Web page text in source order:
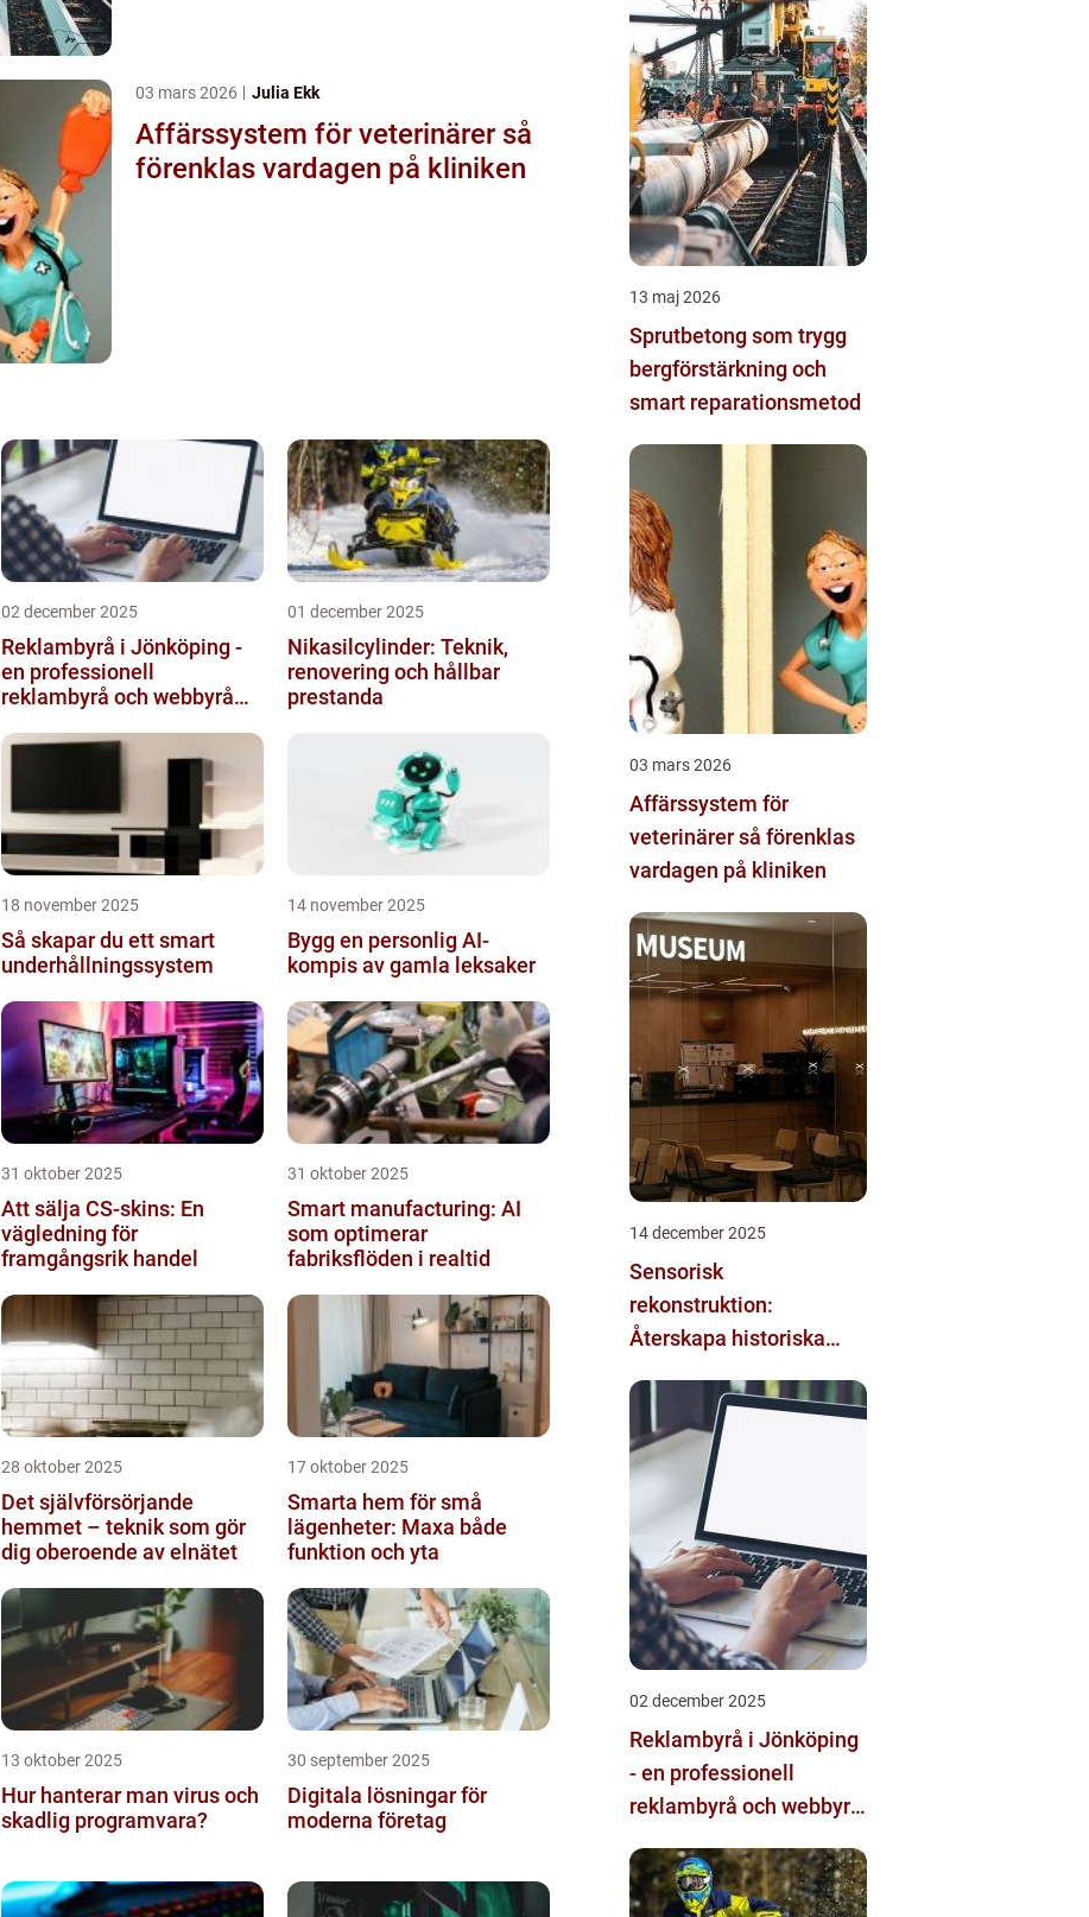
03 mars 2026 Julia Ekk
Affärssystem för veterinärer så
förenklas vardagen på kliniken
02 december 2025
Reklambyrå i Jönköping -
en professionell
reklambyrå och webbyrå
kommunikati...
01 december 2025
Nikasilcylinder: Teknik,
renovering och hållbar
prestanda
18 november 2025
Så skapar du ett smart
underhållningssystem
14 november 2025
Bygg en personlig AI-
kompis av gamla leksaker
31 oktober 2025
Att sälja CS-skins: En
vägledning för
framgångsrik handel
31 oktober 2025
Smart manufacturing: AI
som optimerar
fabriksflöden i realtid
28 oktober 2025
Det självförsörjande
hemmet – teknik som gör
dig oberoende av elnätet
17 oktober 2025
Smarta hem för små
lägenheter: Maxa både
funktion och yta
13 oktober 2025
Hur hanterar man virus och
skadlig programvara?
30 september 2025
Digitala lösningar för
moderna företag
13 maj 2026
Sprutbetong som trygg
bergförstärkning och
smart reparationsmetod
03 mars 2026
Affärssystem för
veterinärer så förenklas
vardagen på kliniken
14 december 2025
Sensorisk
rekonstruktion:
Återskapa historiska
multimodala AI
02 december 2025
Reklambyrå i Jönköping
- en professionell
reklambyrå och webbyrå
kommunikation